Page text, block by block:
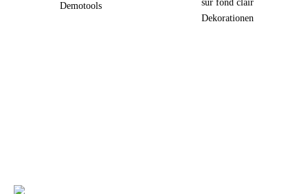
Demotools
Dekorationen